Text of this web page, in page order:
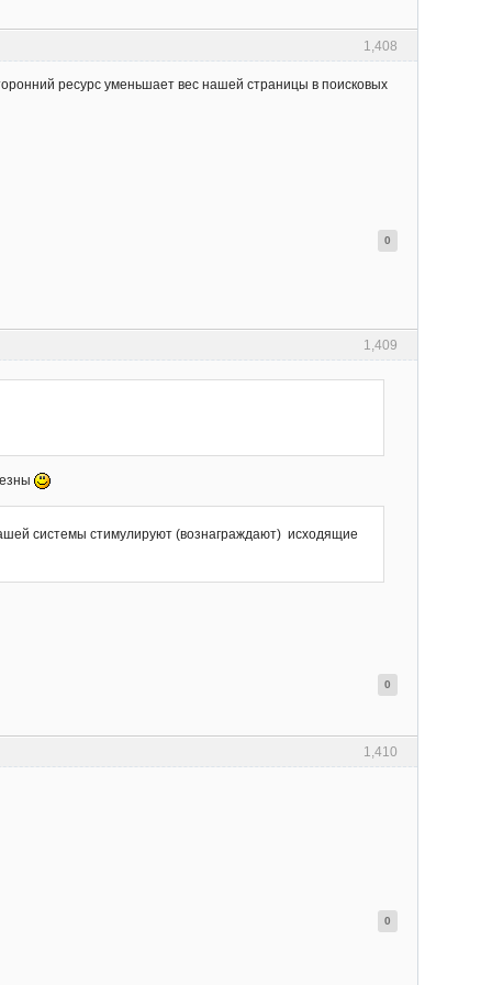
1,408
ресурс уменьшает вес нашей страницы в поисковых
0
1,409
системы стимулируют (вознаграждают) исходящие
0
1,410
0